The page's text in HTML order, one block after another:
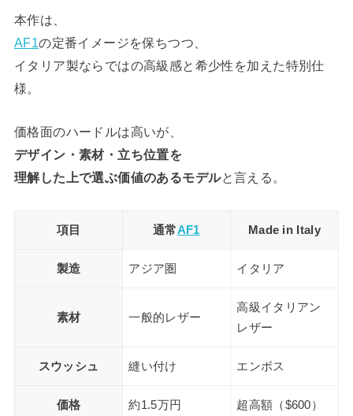
本作は、
AF1の定番イメージを保ちつつ、
イタリア製ならではの高級感と希少性を加えた特別仕
様。
価格面のハードルは高いが、
デザイン・素材・立ち位置を
理解した上で選ぶ価値のあるモデルと言える。
項目 通常AF1 Made in Italy
製造 アジア圏 イタリア
素材 一般的レザー
高級イタリアン
レザー
スウッシュ 縫い付け エンボス
価格 約1.5万円 超高額（$600）